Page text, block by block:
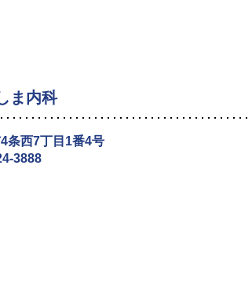
ま内科
条西7丁目1番4号
3888